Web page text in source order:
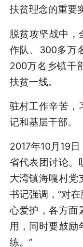
扶贫理念的重要
脱贫攻坚战中，
作队、300多万
200万名乡镇干
扶贫一线。
驻村工作辛苦，
记和基层干部。
2017年10月19
省代表团讨论。
大湾镇海嘎村党
书记强调，“对
心爱护，各方面
用，同时要鼓励
练。”